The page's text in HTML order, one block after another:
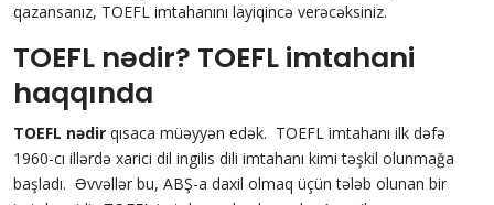
qazansanız, TOEFL imtahanını layiqincə verəcəksiniz.
TOEFL nədir? TOEFL imtahani
haqqında
TOEFL nədir qısaca müəyyən edək. TOEFL imtahanı ilk dəfə
1960-cı illərdə xarici dil ingilis dili imtahanı kimi təşkil olunmağa
başladı. Əvvəllər bu, ABŞ-a daxil olmaq üçün tələb olunan bir